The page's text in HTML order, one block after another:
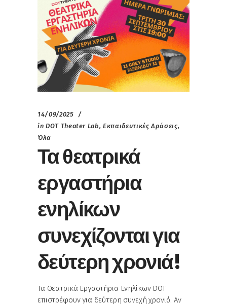
14/09/2025
in DOT Theater Lab,Εκπαιδευτικές Δράσεις,
Όλα
Τα θεατρικά
εργαστήρια
ενηλίκων
συνεχίζονται για
δεύτερη χρονιά!
Τα Θεατρικά Εργαστήρια Ενηλίκων DOT
επιστρέφουν για δεύτερη συνεχή χρονιά. Αν